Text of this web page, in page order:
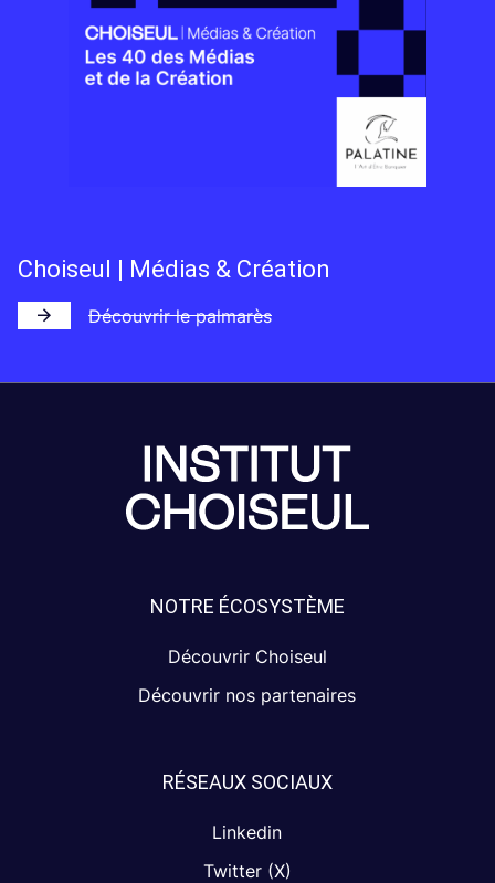
Choiseul | Médias & Création
Découvrir le palmarès
NOTRE ÉCOSYSTÈME
Découvrir Choiseul
Découvrir nos partenaires
RÉSEAUX SOCIAUX
Linkedin
Twitter (X)